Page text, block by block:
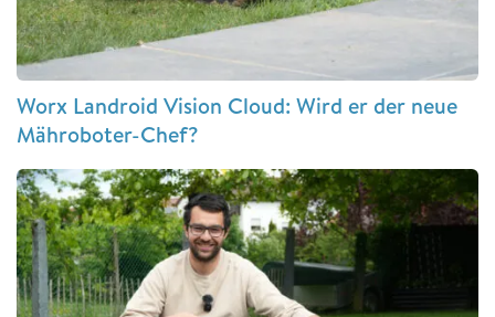
Worx Landroid Vision Cloud: Wird er der neue
Mähroboter-Chef?